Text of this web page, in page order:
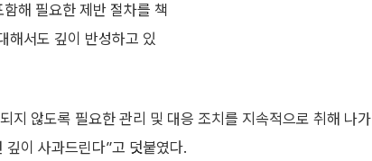
해 필요한 제반 절차를 책
해서도 깊이 반성하고 있
지 않도록 필요한 관리 및 대응 조치를 지속적으로 취해 나가
깊이 사과드린다”고 덧붙였다.